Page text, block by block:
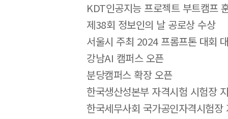
KDT인공지능 프로젝트 부트캠프
제38회 정보인의 날 공로상 수상
서울시 주최 2024 프롬프톤 대회
강남AI 캠퍼스 오픈
분당캠퍼스 확장 오픈
한국생산성본부 자격시험 시험장
한국세무사회 국가공인자격시험장